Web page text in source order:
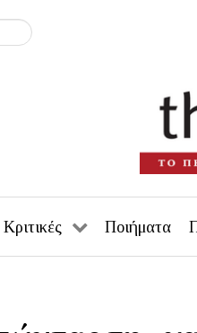
Κριτικές Ποιήματα